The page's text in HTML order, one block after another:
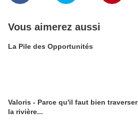
Vous aimerez aussi
La Pile des Opportunités
Valoris - Parce qu'il faut bien traverser
la rivière...